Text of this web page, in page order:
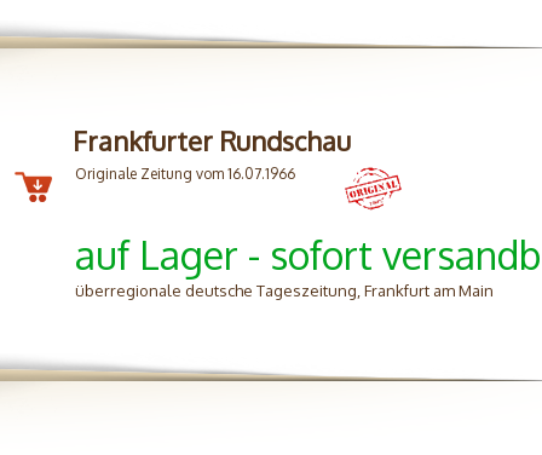
Frankfurter Rundschau
Originale Zeitung vom 16.07.1966
auf Lager - sofort
überregionale deutsche Tageszeitung, Frankfurt am Main